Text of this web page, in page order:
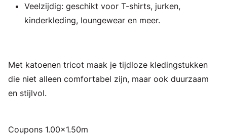
Veelzijdig: geschikt voor T-shirts, jurken,
kinderkleding, loungewear en meer.
Met katoenen tricot maak je tijdloze kledingstukken
die niet alleen comfortabel zijn, maar ook duurzaam
en stijlvol.
Coupons 1.00x1.50m